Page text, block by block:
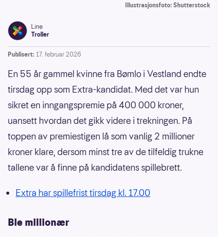
Illustrasjonsfoto: Shutterstock
Line
Troller
Publisert: 17. februar 2026
En 55 år gammel kvinne fra Bømlo i Vestland endte
tirsdag opp som Extra-kandidat. Med det var hun
sikret en inngangspremie på 400 000 kroner,
uansett hvordan det gikk videre i trekningen. På
toppen av premiestigen lå som vanlig 2 millioner
kroner klare, dersom minst tre av de tilfeldig trukne
tallene var å finne på kandidatens spillebrett.
Extra har spillefrist tirsdag kl. 17.00
Ble millionær